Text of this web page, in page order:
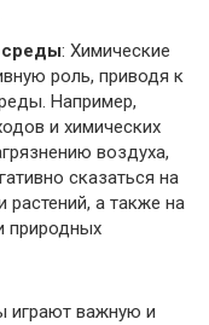
: Химические
роль, приводя к
Например,
и химических
воздуха,
сказаться на
а также на
природных
играют важную и